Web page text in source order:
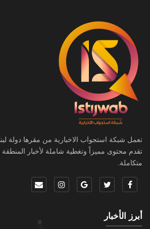
تعمل شبكة استجواب الاخبارية من مقرها دولة
تقدم محتوى مميزاً وتغطية شاملة لأخبار
متكاملة.
أبرز الأخبار